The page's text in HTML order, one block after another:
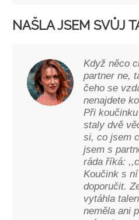
NAŠLA JSEM SVŮJ
Když něco
partner ne,
čeho se
nenajdete
Při
staly dvě
si, co jsem
jsem s
ráda říká:
Koučink s
doporučit.
vytáhla
neměla ani